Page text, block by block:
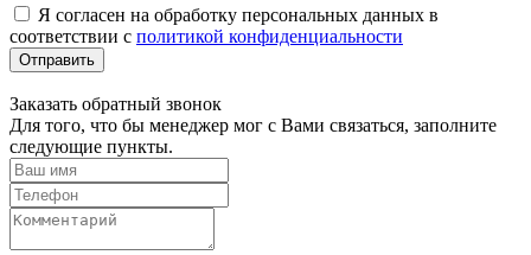
Я согласен на обработку персональных данных в
соответствии с политикой конфиденциальности
Отправить
Заказать обратный звонок
Для того, что бы менеджер мог с Вами связаться, заполните
следующие пункты.